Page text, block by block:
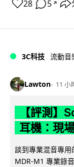
28 5 ↗
3C科技 流動音
Lawton 11 小
【評測】
耳機：現
談到專業混音專
MDR-M1 專業錄